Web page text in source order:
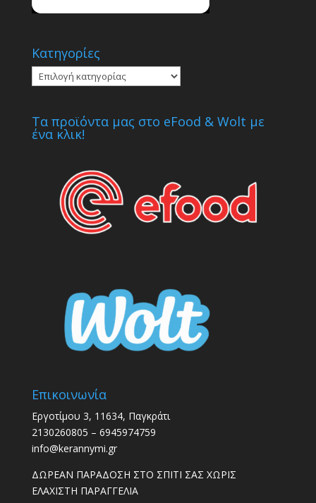
Κατηγορίες
Κατηγορίες
Τα προϊόντα μας στο eFood & Wolt με
ένα κλικ!
Επικοινωνία
Εργοτίμου 3, 11634, Παγκράτι
2130260805 – 6945974759
info@kerannymi.gr
ΔΩΡΕΑΝ ΠΑΡΑΔΟΣΗ ΣΤΟ ΣΠΙΤΙ ΣΑΣ ΧΩΡΙΣ
ΕΛΑΧΙΣΤΗ ΠΑΡΑΓΓΕΛΙΑ